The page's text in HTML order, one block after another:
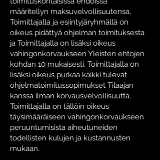
määritellyn maksuvelvollisuutensa,
Toimittajalla ja esiintyjäryhmällä on
oikeus pidättyä ohjelman toimituksesta
ja Toimittajalla on lisäksi oikeus
vahingonkorvaukseen Yleisten ehtojen
kohdan 10 mukaisesti. Toimittajalla on
lisäksi oikeus purkaa kaikki tulevat
ohjelmatoimitussopimukset Tilaajan
kanssa ilman korvausvelvollisuutta.
Toimittajalla on tällöin oikeus
täysimääräiseen vahingonkorvaukseen
peruuntumisista aiheutuneiden
todellisten kulujen ja kustannusten
mukaan.